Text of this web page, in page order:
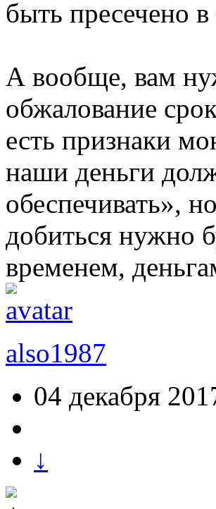
быть пресечено в
А вообще, вам
обжалование
есть признаки
наши деньги
обеспечивать»,
добиться нужно
временем,
also1987
04 декабря
↓